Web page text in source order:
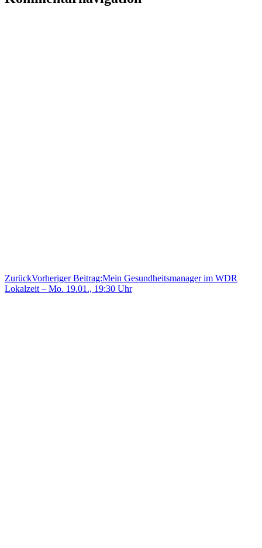
ZurückVorheriger Beitrag:Mein Gesundheitsmanager im WDR
Lokalzeit – Mo. 19.01., 19:30 Uhr